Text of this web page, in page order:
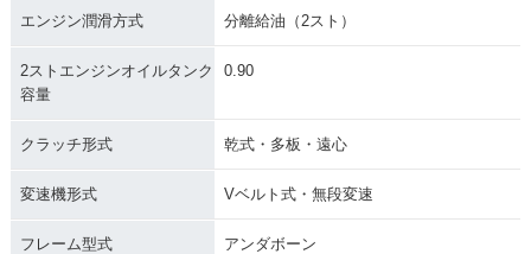
エンジン潤滑方式 分離給油（2スト）
2ストエンジンオイルタンク
容量
0.90
クラッチ形式 乾式・多板・遠心
変速機形式 Vベルト式・無段変速
フレーム型式 アンダボーン